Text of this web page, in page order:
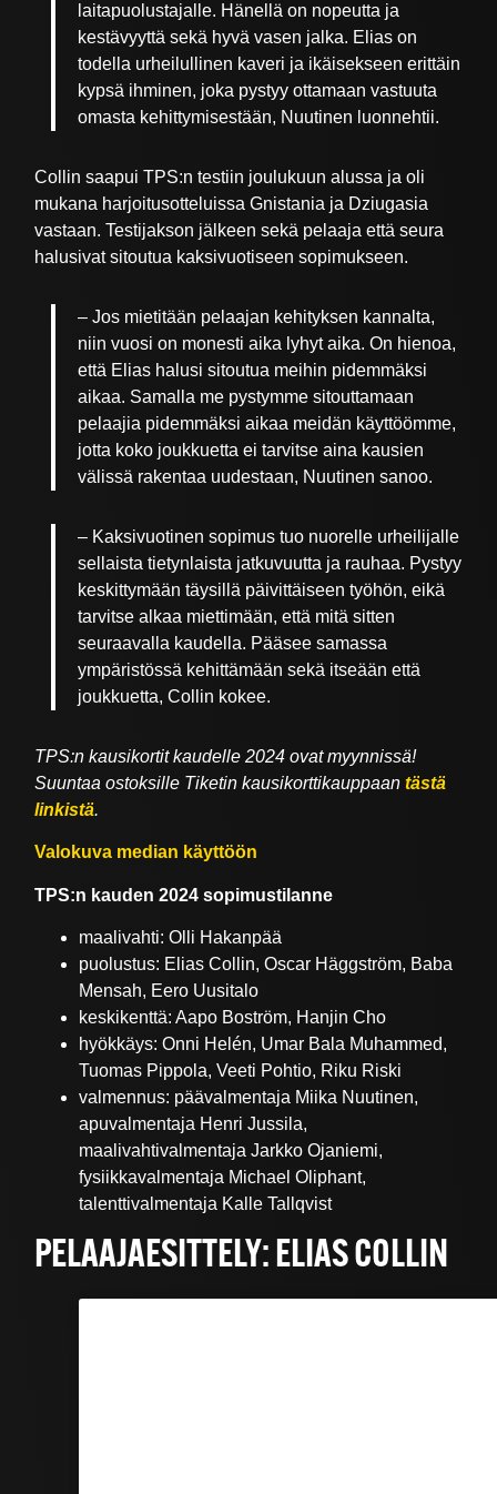
laitapuolustajalle. Hänellä on nopeutta ja
kestävyyttä sekä hyvä vasen jalka. Elias on
todella urheilullinen kaveri ja ikäisekseen erittäin
kypsä ihminen, joka pystyy ottamaan vastuuta
omasta kehittymisestään, Nuutinen luonnehtii.
Collin saapui TPS:n testiin joulukuun alussa ja oli
mukana harjoitusotteluissa Gnistania ja Dziugasia
vastaan. Testijakson jälkeen sekä pelaaja että seura
halusivat sitoutua kaksivuotiseen sopimukseen.
– Jos mietitään pelaajan kehityksen kannalta,
niin vuosi on monesti aika lyhyt aika. On hienoa,
että Elias halusi sitoutua meihin pidemmäksi
aikaa. Samalla me pystymme sitouttamaan
pelaajia pidemmäksi aikaa meidän käyttöömme,
jotta koko joukkuetta ei tarvitse aina kausien
välissä rakentaa uudestaan, Nuutinen sanoo.
– Kaksivuotinen sopimus tuo nuorelle urheilijalle
sellaista tietynlaista jatkuvuutta ja rauhaa. Pystyy
keskittymään täysillä päivittäiseen työhön, eikä
tarvitse alkaa miettimään, että mitä sitten
seuraavalla kaudella. Pääsee samassa
ympäristössä kehittämään sekä itseään että
joukkuetta, Collin kokee.
TPS:n kausikortit kaudelle 2024 ovat myynnissä!
Suuntaa ostoksille Tiketin kausikorttikauppaantästä
linkistä.
Valokuva median käyttöön
TPS:n kauden 2024 sopimustilanne
maalivahti: Olli Hakanpää
puolustus: Elias Collin, Oscar Häggström, Baba
Mensah, Eero Uusitalo
keskikenttä: Aapo Boström, Hanjin Cho
hyökkäys: Onni Helén, Umar Bala Muhammed,
Tuomas Pippola, Veeti Pohtio, Riku Riski
valmennus: päävalmentaja Miika Nuutinen,
apuvalmentaja Henri Jussila,
maalivahtivalmentaja Jarkko Ojaniemi,
fysiikkavalmentaja Michael Oliphant,
talenttivalmentaja Kalle Tallqvist
PELAAJAESITTELY: ELIAS COLLIN